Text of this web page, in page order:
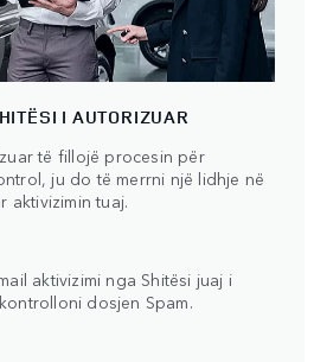
I AUTORIZUAR
të fillojë procesin për
ju do të merrni një lidhje në
aktivizimin tuaj.
aktivizimi nga Shitësi juaj i
dosjen Spam.